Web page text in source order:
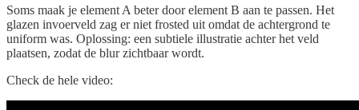
Soms maak je element A beter door element B aan te passen. Het
glazen invoerveld zag er niet frosted uit omdat de achtergrond te
uniform was. Oplossing: een subtiele illustratie achter het veld
plaatsen, zodat de blur zichtbaar wordt.
Check de hele video: